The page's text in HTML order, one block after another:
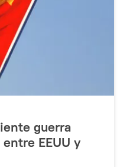
guerra
EEUU y